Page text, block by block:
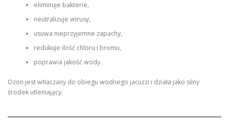
eliminuje bakterie,
neutralizuje wirusy,
usuwa nieprzyjemne zapachy,
redukuje ilość chloru i bromu,
poprawia jakość wody.
Ozon jest wtłaczany do obiegu wodnego jacuzzi i działa jako silny
środek utleniający.